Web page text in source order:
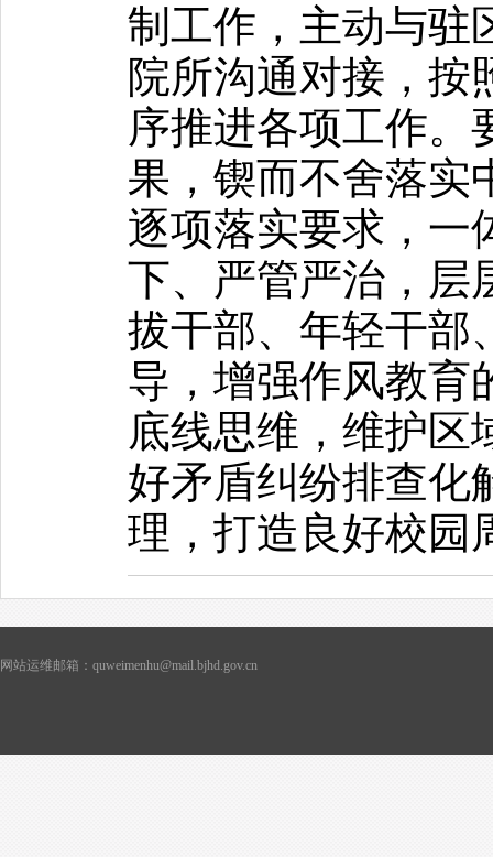
制工作，主动与驻
院所沟通对接，按
序推进各项工作。
果，锲而不舍落实
逐项落实要求，一
下、严管严治，层
拔干部、年轻干部
导，增强作风教育
底线思维，维护区
好矛盾纠纷排查化
理，打造良好校园
网站运维邮箱：quweimenhu@mail.bjhd.gov.cn